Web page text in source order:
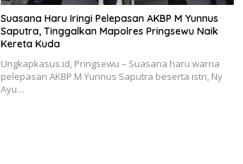
Suasana Haru Iringi Pelepasan AKBP M Yunnus
Saputra, Tinggalkan Mapolres Pringsewu Naik
Kereta Kuda
Ungkapkasus.id, Pringsewu – Suasana haru warna
pelepasan AKBP M Yunnus Saputra beserta istri, Ny
Ayu…